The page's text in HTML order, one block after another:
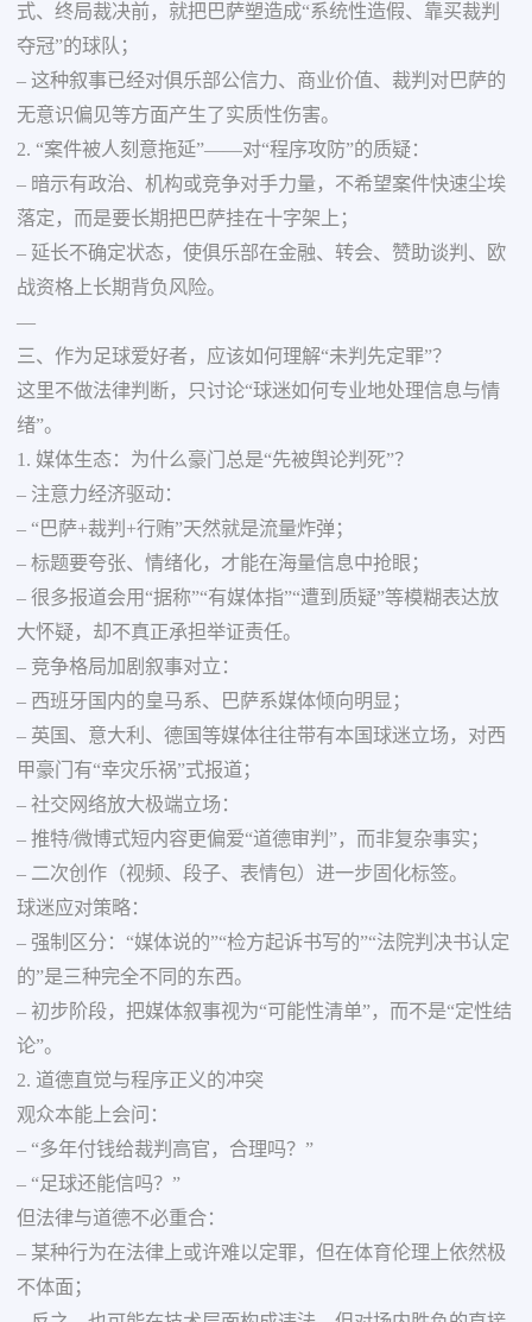
式、终局裁决前，就把巴萨塑造成“系统性造假、靠买裁判
夺冠”的球队；
– 这种叙事已经对俱乐部公信力、商业价值、裁判对巴萨的
无意识偏见等方面产生了实质性伤害。
2. “案件被人刻意拖延”——对“程序攻防”的质疑：
– 暗示有政治、机构或竞争对手力量，不希望案件快速尘埃
落定，而是要长期把巴萨挂在十字架上；
– 延长不确定状态，使俱乐部在金融、转会、赞助谈判、欧
战资格上长期背负风险。
—
三、作为足球爱好者，应该如何理解“未判先定罪”？
这里不做法律判断，只讨论“球迷如何专业地处理信息与情
绪”。
1. 媒体生态：为什么豪门总是“先被舆论判死”？
– 注意力经济驱动：
– “巴萨+裁判+行贿”天然就是流量炸弹；
– 标题要夸张、情绪化，才能在海量信息中抢眼；
– 很多报道会用“据称”“有媒体指”“遭到质疑”等模糊表达放
大怀疑，却不真正承担举证责任。
– 竞争格局加剧叙事对立：
– 西班牙国内的皇马系、巴萨系媒体倾向明显；
– 英国、意大利、德国等媒体往往带有本国球迷立场，对西
甲豪门有“幸灾乐祸”式报道；
– 社交网络放大极端立场：
– 推特/微博式短内容更偏爱“道德审判”，而非复杂事实；
– 二次创作（视频、段子、表情包）进一步固化标签。
球迷应对策略：
– 强制区分：“媒体说的”“检方起诉书写的”“法院判决书认定
的”是三种完全不同的东西。
– 初步阶段，把媒体叙事视为“可能性清单”，而不是“定性结
论”。
2. 道德直觉与程序正义的冲突
观众本能上会问：
– “多年付钱给裁判高官，合理吗？”
– “足球还能信吗？”
但法律与道德不必重合：
– 某种行为在法律上或许难以定罪，但在体育伦理上依然极
不体面；